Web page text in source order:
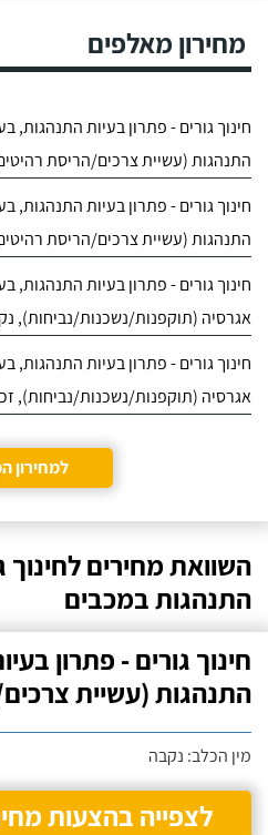
מחירון מאלפים
חינוך גורים - פתרון בעיות התנהגות,
התנהגות (עשיית צרכים/הריסת
חינוך גורים - פתרון בעיות התנהגות,
התנהגות (עשיית צרכים/הריסת
חינוך גורים - פתרון בעיות התנהגות,
אגרסיה (תוקפנות/נשכנות/נביחות),
חינוך גורים - פתרון בעיות התנהגות,
אגרסיה (תוקפנות/נשכנות/נביחות),
למחירון
השוואת מחירים לחינוך
התנהגות במכבים
חינוך גורים - פתרון
התנהגות (עשיית
מין הכלב: נקבה
לצפייה בהצעות